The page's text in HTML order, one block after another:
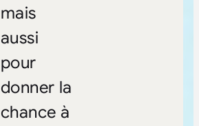
mais
aussi
pour
donner la
chance à